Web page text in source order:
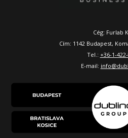
Cég: Furlab
Cím: 1142 Budapest,
Tel.: +36-1-
E-mail: